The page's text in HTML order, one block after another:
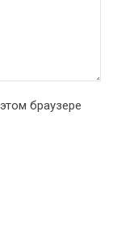
браузере